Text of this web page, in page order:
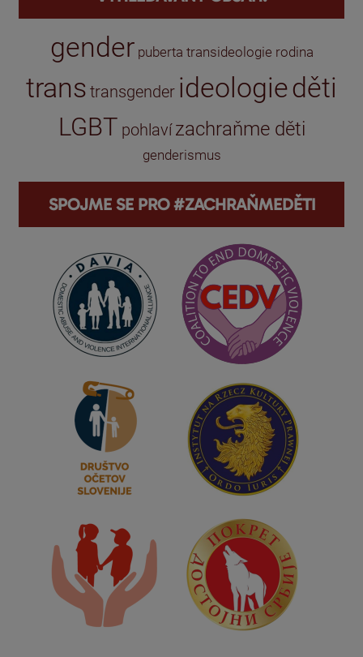
gender puberta transideologie rodina
trans transgender ideologieděti
LGBT pohlaví zachraňme děti
genderismus
SPOJME SE PRO #ZACHRAŇMEDĚTI